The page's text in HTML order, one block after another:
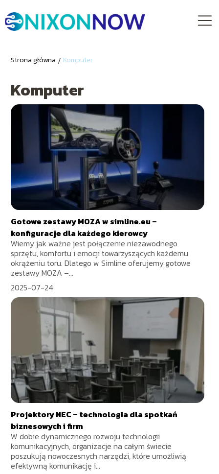
Strona główna / Komputer
Komputer
Gotowe zestawy MOZA w simline.eu –
konfiguracje dla każdego kierowcy
Wiemy jak ważne jest połączenie niezawodnego
sprzętu, komfortu i emocji towarzyszących każdemu
okrążeniu toru. Dlatego w Simline oferujemy gotowe
zestawy MOZA –...
2025-07-24
Projektory NEC – technologia dla spotkań
biznesowych i firm
W dobie dynamicznego rozwoju technologii
komunikacyjnych, organizacje na całym świecie
poszukują nowoczesnych narzędzi, które umożliwią
efektywną komunikację i...